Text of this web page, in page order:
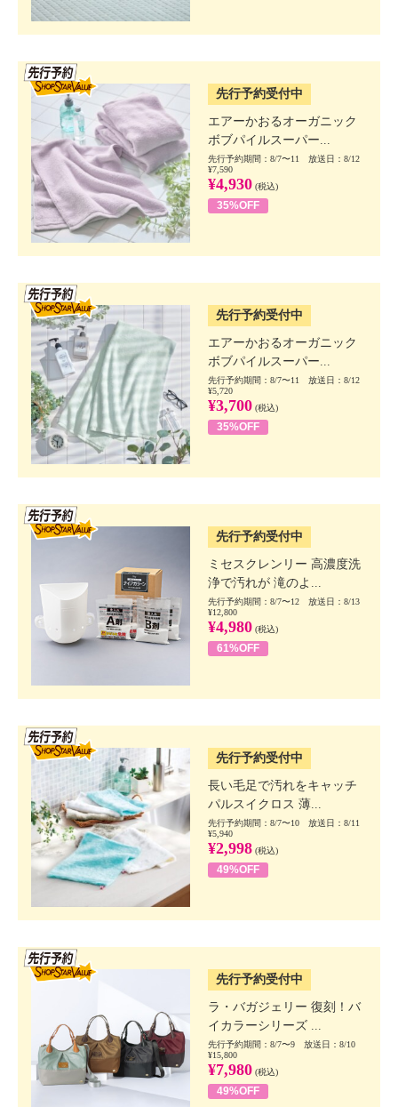
先行予約受付中
エアーかおるオーガニック
ボブパイルスーパー...
先行予約期間：8/7〜11 放送日：8/12
¥7,590
¥4,930 (税込)
35%OFF
先行予約受付中
エアーかおるオーガニック
ボブパイルスーパー...
先行予約期間：8/7〜11 放送日：8/12
¥5,720
¥3,700 (税込)
35%OFF
先行予約受付中
ミセスクレンリー 高濃度洗
浄で汚れが 滝のよ...
先行予約期間：8/7〜12 放送日：8/13
¥12,800
¥4,980 (税込)
61%OFF
先行予約受付中
長い毛足で汚れをキャッチ
パルスイクロス 薄...
先行予約期間：8/7〜10 放送日：8/11
¥5,940
¥2,998 (税込)
49%OFF
先行予約受付中
ラ・バガジェリー 復刻！バ
イカラーシリーズ ...
先行予約期間：8/7〜9 放送日：8/10
¥15,800
¥7,980 (税込)
49%OFF